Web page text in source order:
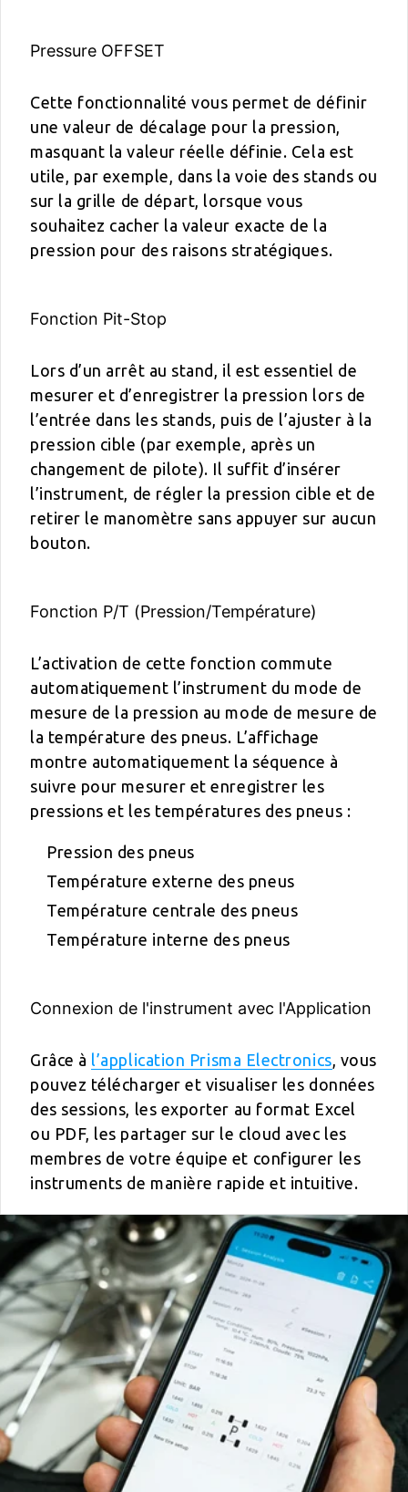
Pressure OFFSET
Cette fonctionnalité vous permet de définir
une valeur de décalage pour la pression,
masquant la valeur réelle définie. Cela est
utile, par exemple, dans la voie des stands ou
sur la grille de départ, lorsque vous
souhaitez cacher la valeur exacte de la
pression pour des raisons stratégiques.
Fonction Pit-Stop
Lors d’un arrêt au stand, il est essentiel de
mesurer et d’enregistrer la pression lors de
l’entrée dans les stands, puis de l’ajuster à la
pression cible (par exemple, après un
changement de pilote). Il suffit d’insérer
l’instrument, de régler la pression cible et de
retirer le manomètre sans appuyer sur aucun
bouton.
Fonction P/T (Pression/Température)
L’activation de cette fonction commute
automatiquement l’instrument du mode de
mesure de la pression au mode de mesure de
la température des pneus. L’affichage
montre automatiquement la séquence à
suivre pour mesurer et enregistrer les
pressions et les températures des pneus :
Pression des pneus
Température externe des pneus
Température centrale des pneus
Température interne des pneus
Connexion de l'instrument avec l'Application
Grâce à l’application Prisma Electronics , vous
pouvez télécharger et visualiser les données
des sessions, les exporter au format Excel
ou PDF, les partager sur le cloud avec les
membres de votre équipe et configurer les
instruments de manière rapide et intuitive.